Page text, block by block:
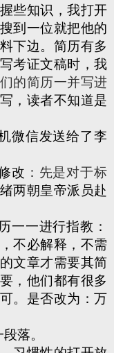
些知识，我打开
到一位就把他的
下边。简历有多
考证文稿时，我
的简历一并写进
，读者不知道是
微信发送给了李
改 ： 先是对于标
两朝皇帝派员赴
一一进行指教：
不必解释，不需
文章才需要其简
，他们都有很多
。是否改为：万
落。